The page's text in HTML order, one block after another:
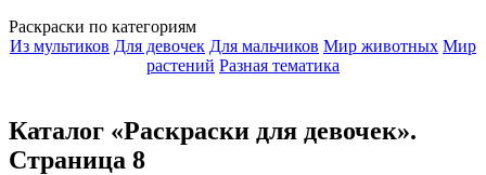
Раскраски по категориям
Из мультиков Для девочек Для мальчиков Мир животных Мир
растений Разная тематика
Каталог «Раскраски для девочек».
Страница 8